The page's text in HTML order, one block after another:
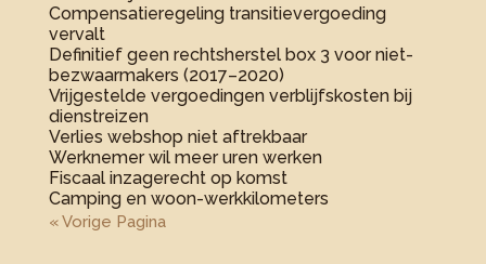
Compensatieregeling transitievergoeding
vervalt
Definitief geen rechtsherstel box 3 voor niet-
bezwaarmakers (2017–2020)
Vrijgestelde vergoedingen verblijfskosten bij
dienstreizen
Verlies webshop niet aftrekbaar
Werknemer wil meer uren werken
Fiscaal inzagerecht op komst
Camping en woon-werkkilometers
« Vorige Pagina